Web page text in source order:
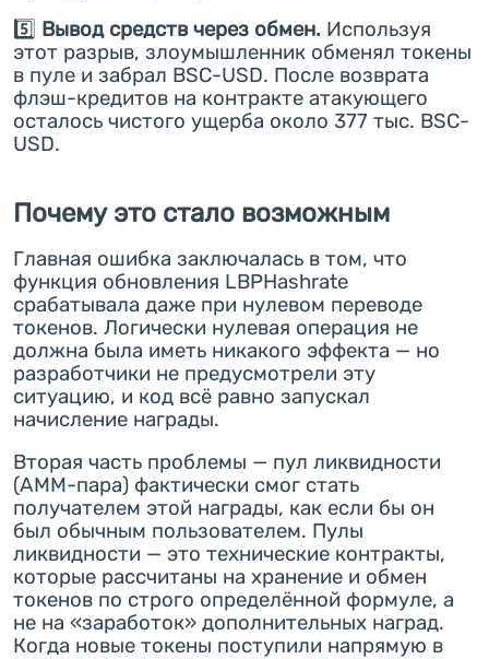
5️⃣ Вывод средств через обмен. Используя
этот разрыв, злоумышленник обменял токены
в пуле и забрал BSC-USD. После возврата
флэш-кредитов на контракте атакующего
осталось чистого ущерба около 377 тыс. BSC-
USD.
Почему это стало возможным
Главная ошибка заключалась в том, что
функция обновления LBPHashrate
срабатывала даже при нулевом переводе
токенов. Логически нулевая операция не
должна была иметь никакого эффекта — но
разработчики не предусмотрели эту
ситуацию, и код всё равно запускал
начисление награды.
Вторая часть проблемы — пул ликвидности
(AMM-пара) фактически смог стать
получателем этой награды, как если бы он
был обычным пользователем. Пулы
ликвидности — это технические контракты,
которые рассчитаны на хранение и обмен
токенов по строго определённой формуле, а
не на «заработок» дополнительных наград.
Когда новые токены поступили напрямую в